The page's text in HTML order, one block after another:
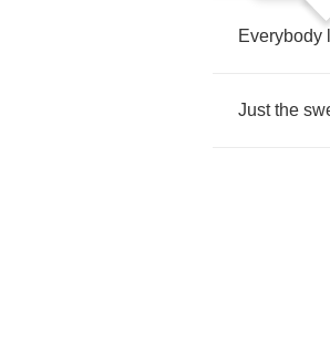
Everybody
Just the